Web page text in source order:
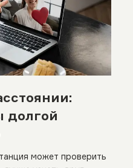
долгой
может проверить